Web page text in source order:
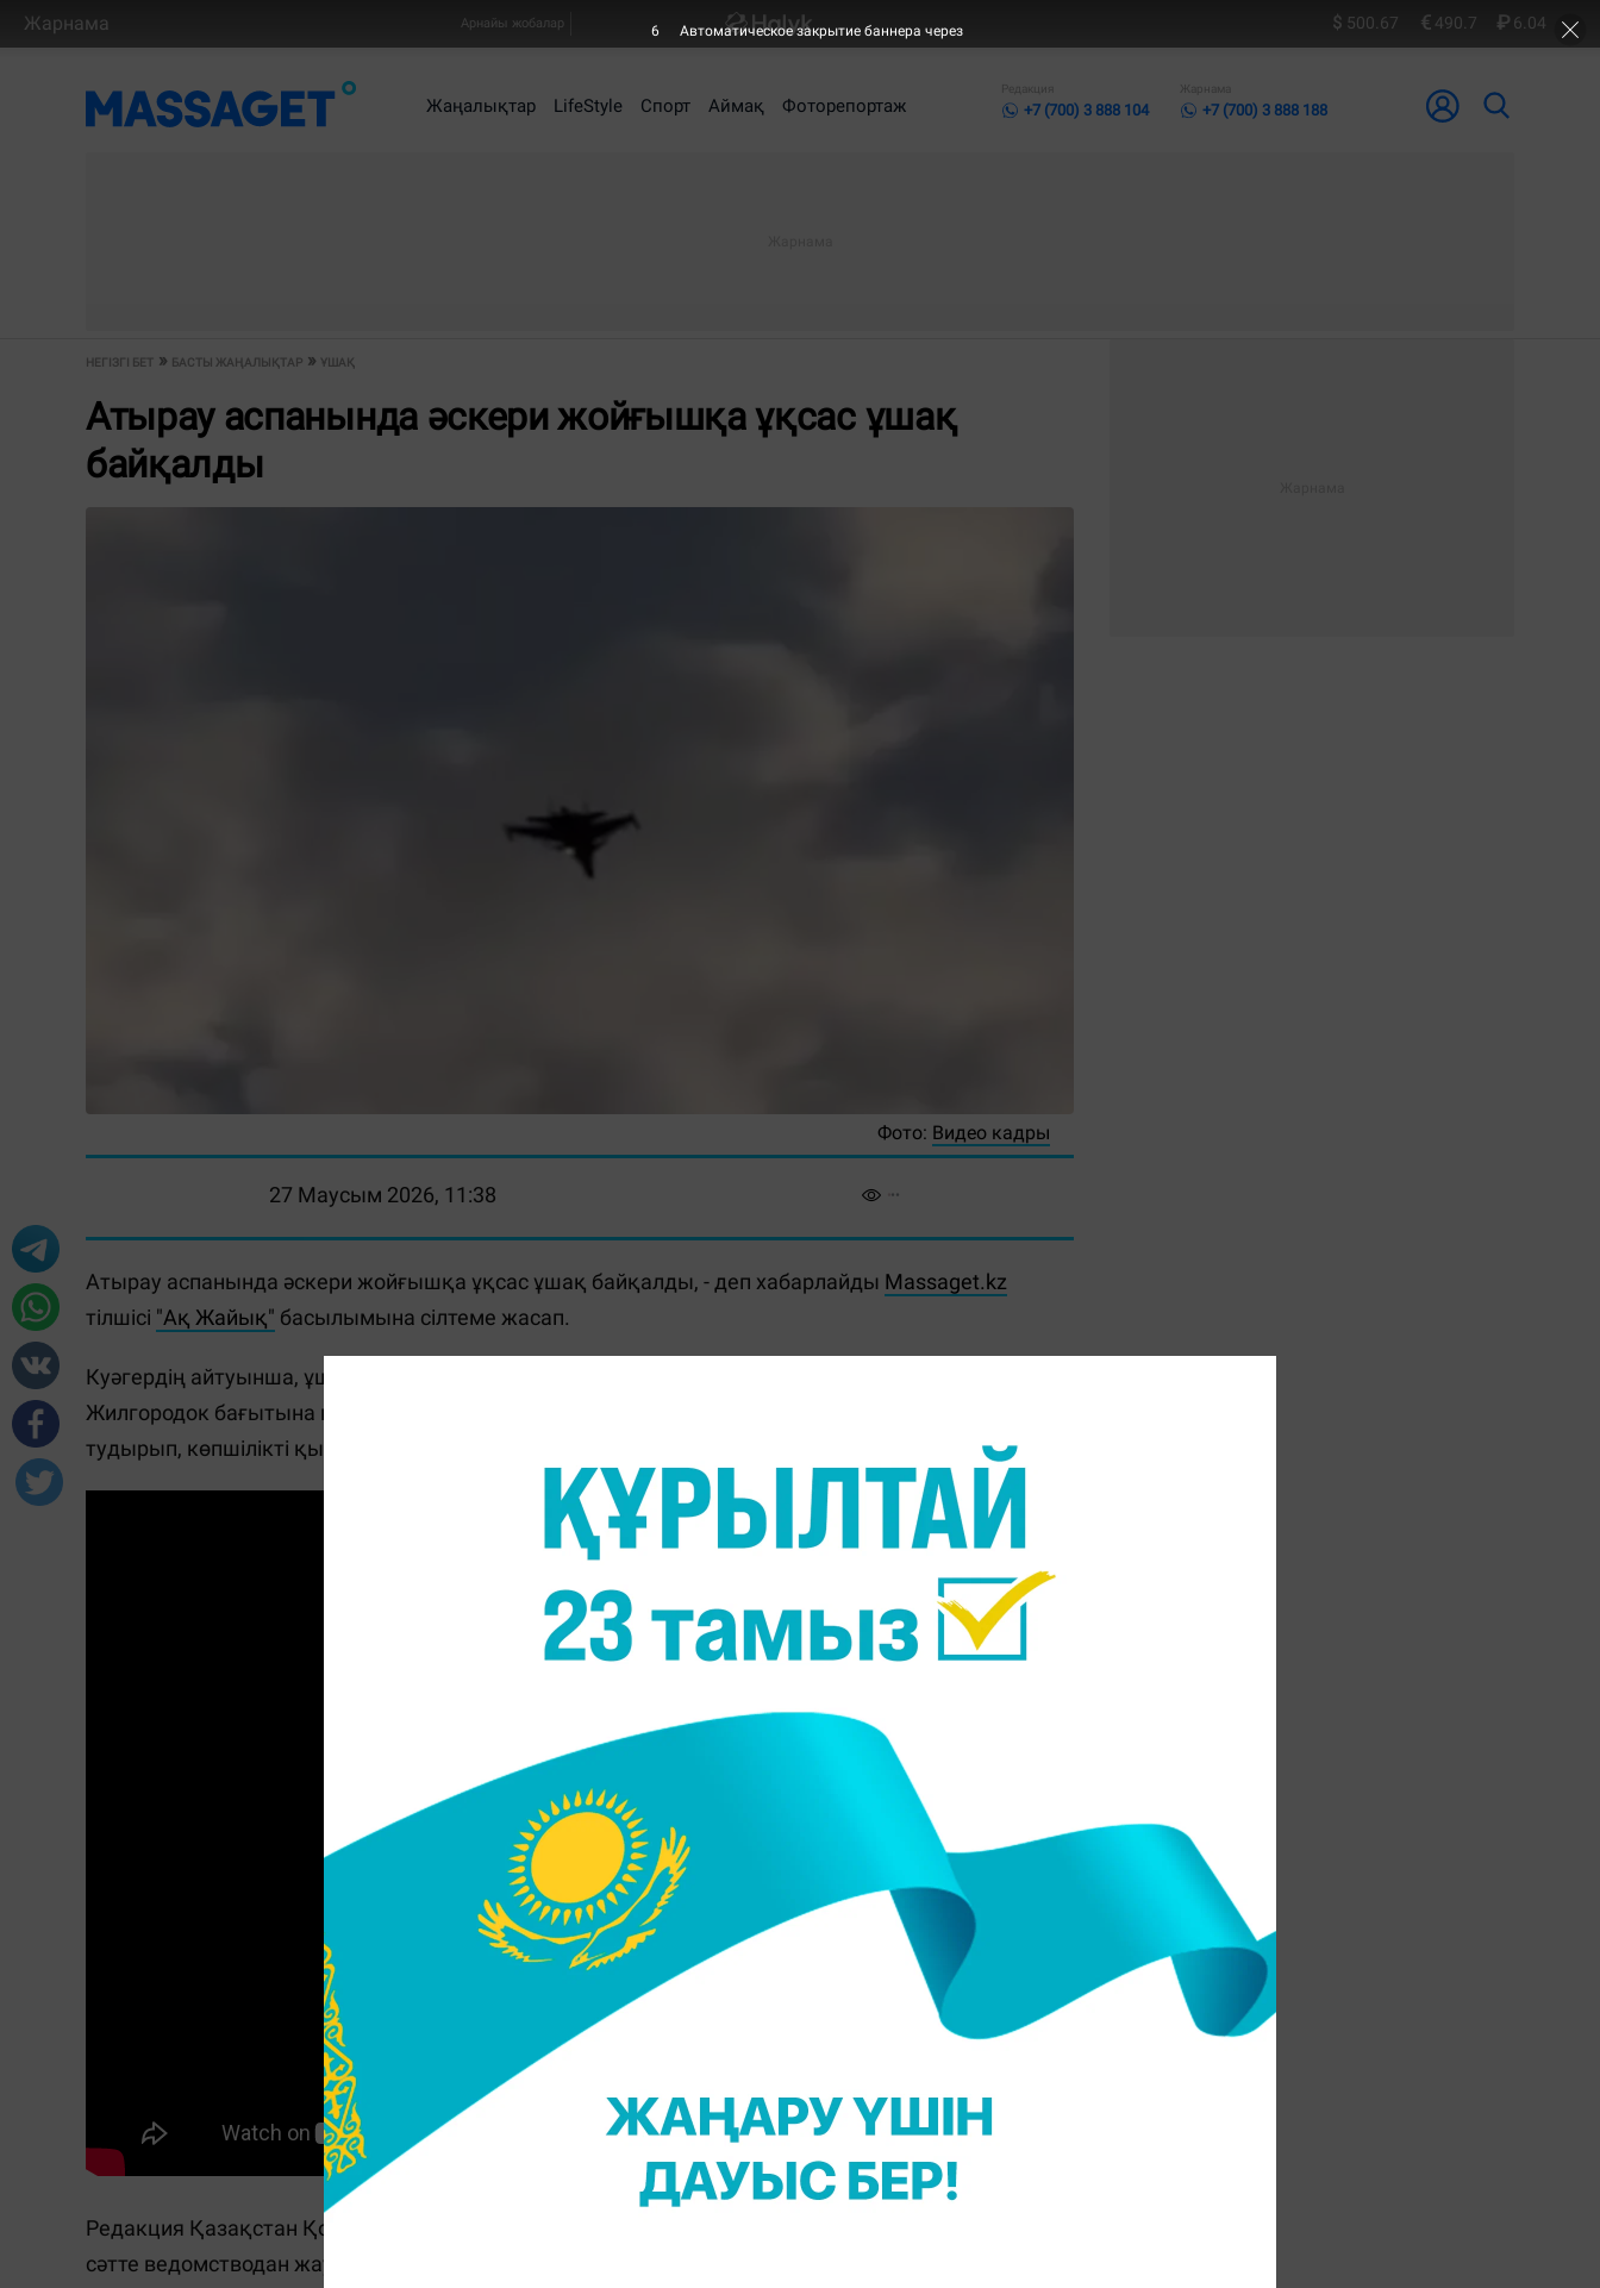
Жарнама Арнайы жобалар 500.67 490.7 6.04
Жаңалықтар LifeStyle Спорт Аймақ Фоторепортаж
Редакция
+7 (700) 3 888 104
Жарнама
+7 (700) 3 888 188
НЕГІЗГІ БЕТ БАСТЫ ЖАҢАЛЫҚТАР ҰШАҚ
Атырау аспанында әскери жойғышқа ұқсас ұшақ
байқалды
Фото: Видео кадры
27 Маусым 2026, 11:38
Атырау аспанында әскери жойғышқа ұқсас ұшақ байқалды, - деп хабарлайды Massaget.kz
тілшісі "Ақ Жайық" басылымына сілтеме жасап.
Куәгердің айтуынша, ұшақ Нарсуд ауданының үстінен ұшып өтіп, одан әрі Сауда қоры мен
Жилгородок бағытына қарай бет алған. Бұл кадрлар қала тұрғындары арасында қызу талқылау
тудырып, көпшілікті қызықтырды.
Редакция Қазақстан Қорғаныс министрлігіне ресми сауал жолдады. Материал жарияланған
сәтте ведомстводан жауап келмеген. Министрлік пікір білдірсе, ақпарат толықтырылады.
6 Автоматическое закрытие баннера через